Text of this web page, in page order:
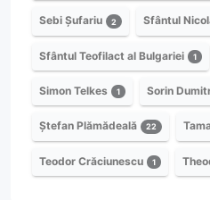
Sebi Șufariu 2 Sfântul
Sfântul Teofilact al Bulgariei 1
Simon Telkes 1 Sorin
Ștefan Plămădeală 22
Teodor Crăciunescu 1